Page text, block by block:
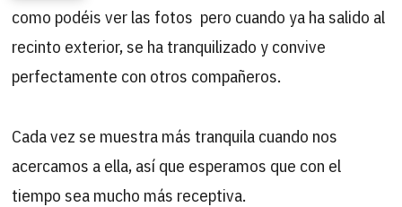
como podéis ver las fotos pero cuando ya ha salido al
recinto exterior, se ha tranquilizado y convive
perfectamente con otros compañeros.
Cada vez se muestra más tranquila cuando nos
acercamos a ella, así que esperamos que con el
tiempo sea mucho más receptiva.